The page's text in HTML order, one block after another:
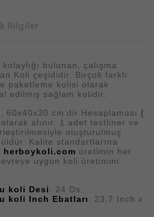
kolaylığı bulunan, çalışma
Koli çeşididir. Birçok farklı
paketleme kolisi olarak
edilmiş sağlam kolidir.
, 60x40x30 cm’dir Hesaplaması (
olarak alınır. 1 adet testliner ve
oluşturulmuş
Kalite standartlarına
herboykoli.com üretimin her
uygun koli üretimini
koli Desi: 24 Ds.
koli Inch Ebatları: 23,7 Inch x